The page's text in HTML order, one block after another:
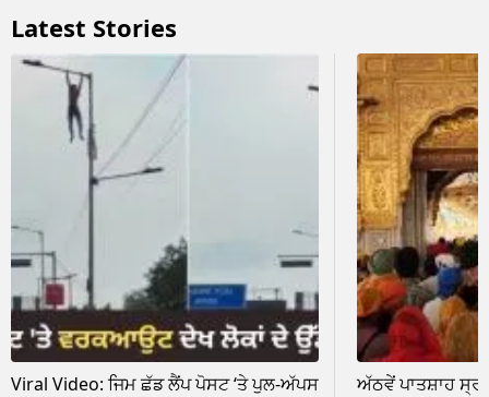
Latest Stories
Viral Video: ਜਿਮ ਛੱਡ ਲੈਂਪ ਪੋਸਟ ‘ਤੇ ਪੁਲ-ਅੱਪਸ
ਅੱਠਵੇਂ ਪਾਤਸ਼ਾਹ